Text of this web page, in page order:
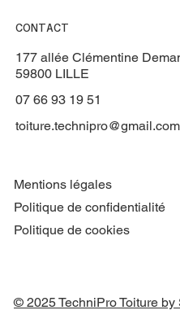
CONTACT
177 allée Clémentine
59800 LILLE
07 66 93 19 51
toiture.technipro@gmail.com
Mentions légales
Politique de confidentialité
Politique de cookies
© 2025 TechniPro Toiture